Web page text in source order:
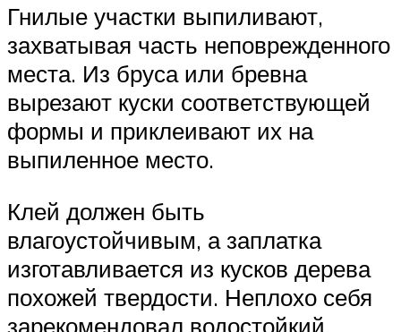
Гнилые участки выпиливают,
захватывая часть неповрежденного
места. Из бруса или бревна
вырезают куски соответствующей
формы и приклеивают их на
выпиленное место.
Клей должен быть
влагоустойчивым, а заплатка
изготавливается из кусков дерева
похожей твердости. Неплохо себя
зарекомендовал водостойкий